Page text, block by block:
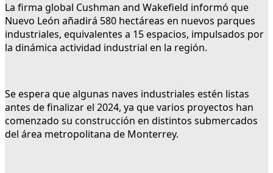
La firma global Cushman and Wakefield informó que
Nuevo León añadirá 580 hectáreas en nuevos parques
industriales, equivalentes a 15 espacios, impulsados por
la dinámica actividad industrial en la región.
Se espera que algunas naves industriales estén listas
antes de finalizar el 2024, ya que varios proyectos han
comenzado su construcción en distintos submercados
del área metropolitana de Monterrey.